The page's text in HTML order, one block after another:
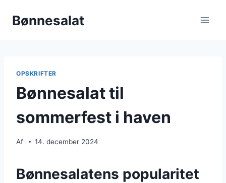
Bønnesalat
OPSKRIFTER
Bønnesalat til
sommerfest i haven
Af 14. december 2024
Bønnesalatens popularitet